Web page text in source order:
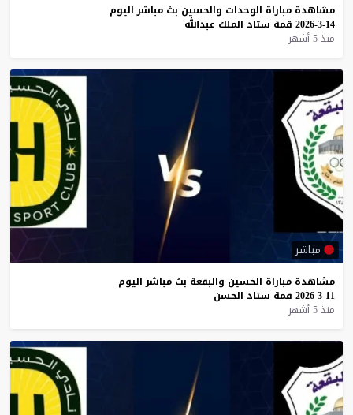
مشاهدة مباراة الوحدات والحسين بث مباشر اليوم
14-3-2026
قمة ستاد الملك عبدالله
منذ 5 أشهر
مباشر
مشاهدة مباراة الحسين والبقعة بث مباشر اليوم
11-3-2026
قمة ستاد الحسن
منذ 5 أشهر